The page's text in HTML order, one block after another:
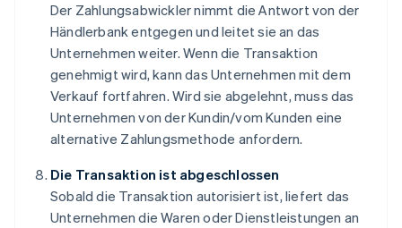
Der Zahlungsabwickler nimmt die Antwort von der
Händlerbank entgegen und leitet sie an das
Unternehmen weiter. Wenn die Transaktion
genehmigt wird, kann das Unternehmen mit dem
Verkauf fortfahren. Wird sie abgelehnt, muss das
Unternehmen von der Kundin/vom Kunden eine
alternative Zahlungsmethode anfordern.
Die Transaktion ist abgeschlossen
Sobald die Transaktion autorisiert ist, liefert das
Unternehmen die Waren oder Dienstleistungen an